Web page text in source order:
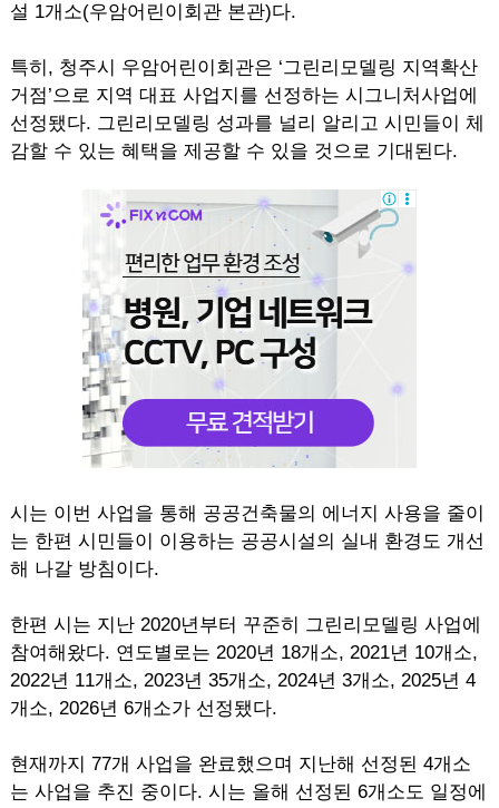
설 1개소(우암어린이회관 본관)다.
특히, 청주시 우암어린이회관은 ‘그린리모델링 지역확산
거점’으로 지역 대표 사업지를 선정하는 시그니처사업에
선정됐다. 그린리모델링 성과를 널리 알리고 시민들이 체
감할 수 있는 혜택을 제공할 수 있을 것으로 기대된다.
시는 이번 사업을 통해 공공건축물의 에너지 사용을 줄이
는 한편 시민들이 이용하는 공공시설의 실내 환경도 개선
해 나갈 방침이다.
한편 시는 지난 2020년부터 꾸준히 그린리모델링 사업에
참여해왔다. 연도별로는 2020년 18개소, 2021년 10개소,
2022년 11개소, 2023년 35개소, 2024년 3개소, 2025년 4
개소, 2026년 6개소가 선정됐다.
현재까지 77개 사업을 완료했으며 지난해 선정된 4개소
는 사업을 추진 중이다. 시는 올해 선정된 6개소도 일정에